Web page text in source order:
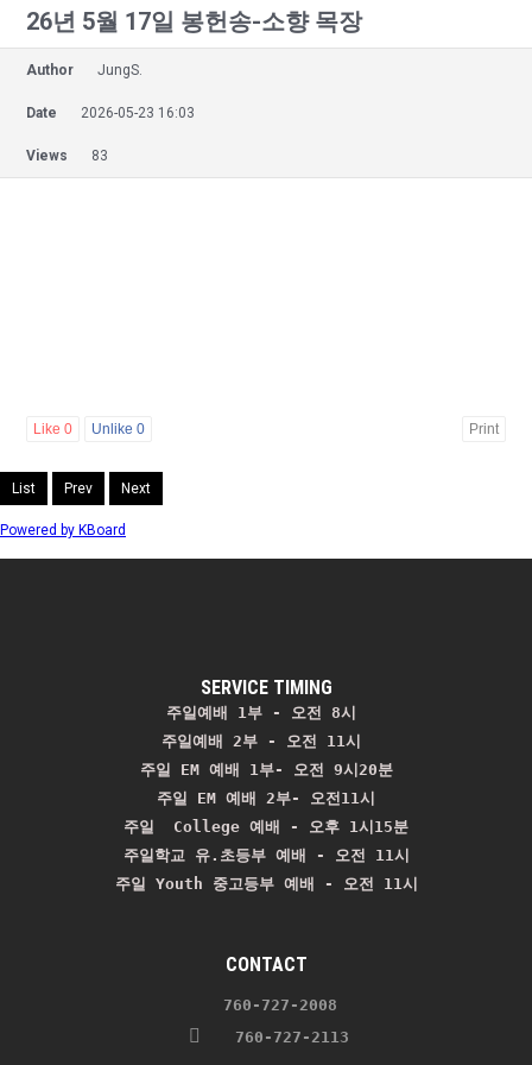
26년 5월 17일 봉헌송-소향 목장
Author JungS.
Date 2026-05-23 16:03
Views 83
Like 0 Unlike 0 Print
List Prev Next
Powered by KBoard
SERVICE TIMING
주일예배 1부 - 오전 8시
주일예배 2부 - 오전 11시
주일 EM 예배 1부- 오전 9시20분
주일 EM 예배 2부- 오전11시
주일  College 예배 - 오후 1시15분
주일학교 유.초등부 예배 - 오전 11시
주일 Youth 중고등부 예배 - 오전 11시
CONTACT
760-727-2008
760-727-2113